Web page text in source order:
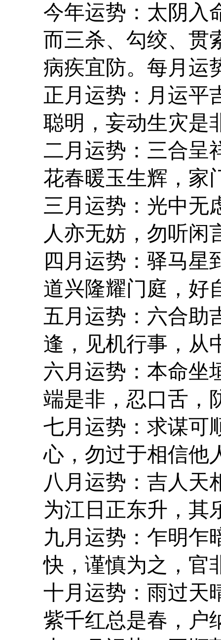
今年运势：太阴入
而三杀、勾绞、贯
病疾宜防。每月运
正月运势：月运平
聪明，妄动生灾是
二月运势：三合呈
花春暖玉生辉，家
三月运势：光中无
人亦无妨，勿听闲
四月运势：驿马星
道兴隆耀门庭，好
五月运势：六合助
逢，见机行事，从
六月运势：本命坐
端是非，忍口舌，
七月运势：求谋可
心，勿过于相信他
八月运势：吉人天
为江日正东升，其
九月运势：乍明乍
快，谨慎为之，官
十月运势：雨过天
紫千红总是春，户